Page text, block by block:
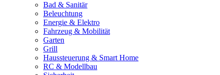
Bad & Sanitär
Beleuchtung
Energie & Elektro
Fahrzeug & Mobilität
Garten
Grill
Haussteuerung & Smart Home
RC & Modellbau